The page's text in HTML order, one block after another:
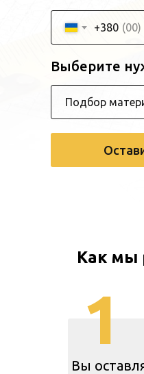
+380
Выберите
1
Вы
Как мы